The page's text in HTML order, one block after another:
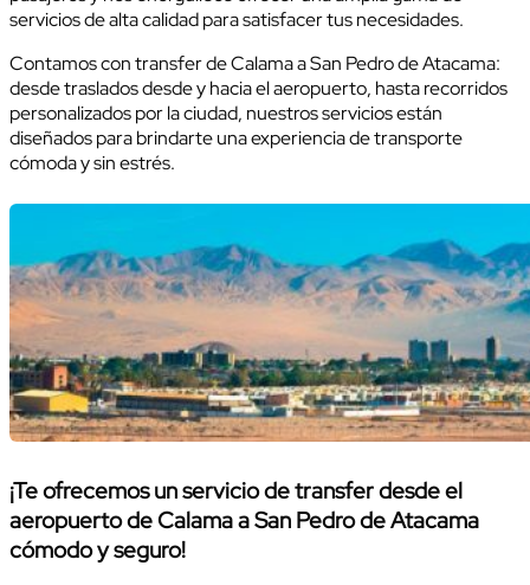
servicios de alta calidad para satisfacer tus necesidades.
Contamos con transfer de Calama a San Pedro de Atacama:
desde traslados desde y hacia el aeropuerto, hasta recorridos
personalizados por la ciudad, nuestros servicios están
diseñados para brindarte una experiencia de transporte
cómoda y sin estrés.
¡Te ofrecemos un servicio de transfer desde el
aeropuerto de Calama a San Pedro de Atacama
cómodo y seguro!